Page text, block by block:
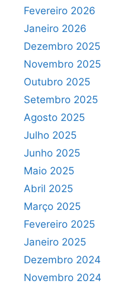
Fevereiro 2026
Janeiro 2026
Dezembro 2025
Novembro 2025
Outubro 2025
Setembro 2025
Agosto 2025
Julho 2025
Junho 2025
Maio 2025
Abril 2025
Março 2025
Fevereiro 2025
Janeiro 2025
Dezembro 2024
Novembro 2024